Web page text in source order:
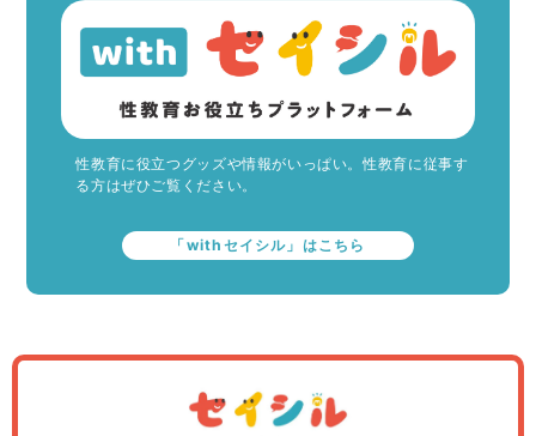
性教育に役立つグッズや情報がいっぱい。性教育に従事す
る方はぜひご覧ください。
「withセイシル」はこちら